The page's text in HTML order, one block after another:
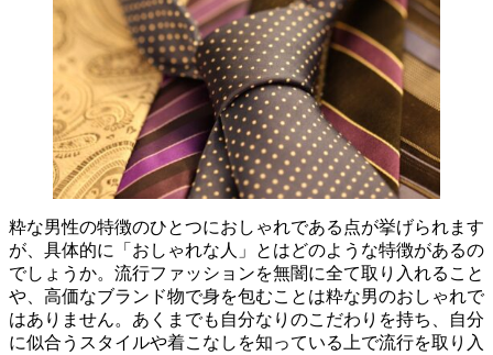
粋な男性の特徴のひとつにおしゃれである点が挙げられます
が、具体的に「おしゃれな人」とはどのような特徴があるの
でしょうか。流行ファッションを無闇に全て取り入れること
や、高価なブランド物で身を包むことは粋な男のおしゃれで
はありません。あくまでも自分なりのこだわりを持ち、自分
に似合うスタイルや着こなしを知っている上で流行を取り入